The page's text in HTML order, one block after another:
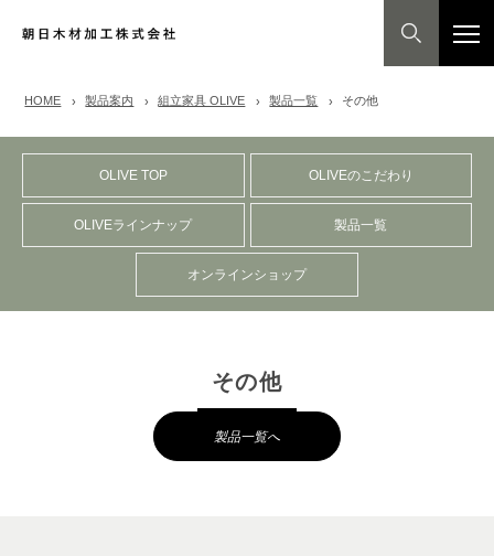
HOME 製品案内 組立家具 OLIVE 製品一覧 その他
OLIVE TOP OLIVEのこだわり
OLIVEラインナップ 製品一覧
オンラインショップ
その他
製品一覧へ